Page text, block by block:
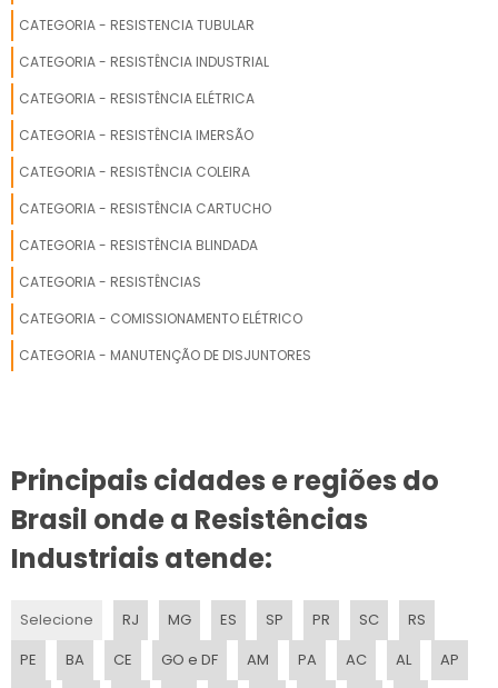
garantem uma
entrega de excelência
CATEGORIA - RESISTENCIA TUBULAR
CATEGORIA - RESISTÊNCIA INDUSTRIAL
CATEGORIA - RESISTÊNCIA ELÉTRICA
CATEGORIA - RESISTÊNCIA IMERSÃO
CATEGORIA - RESISTÊNCIA COLEIRA
CATEGORIA - RESISTÊNCIA CARTUCHO
CATEGORIA - RESISTÊNCIA BLINDADA
CATEGORIA - RESISTÊNCIAS
CATEGORIA - COMISSIONAMENTO ELÉTRICO
CATEGORIA - MANUTENÇÃO DE DISJUNTORES
Principais cidades e regiões do
Brasil onde a Resistências
Industriais atende:
Selecione RJ MG ES SP PR SC
RS
PE
BA CE GO e DF AM PA AC AL
AP